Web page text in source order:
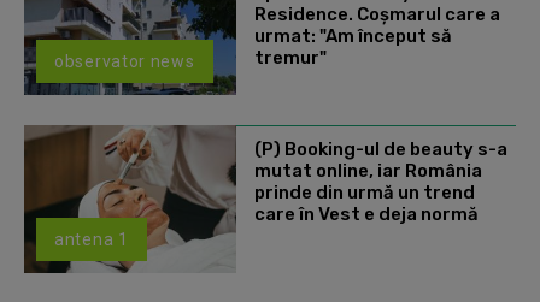
observator news
Residence. Coşmarul care a
urmat: "Am început să
tremur"
antena 1
(P) Booking-ul de beauty s-a
mutat online, iar România
prinde din urmă un trend
care în Vest e deja normă